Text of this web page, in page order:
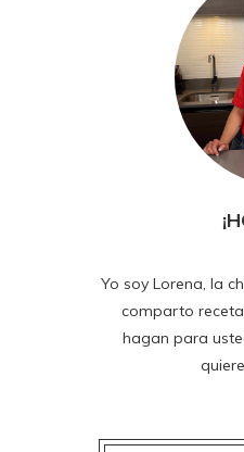
Yo soy Lorena, la
comparto
hagan para